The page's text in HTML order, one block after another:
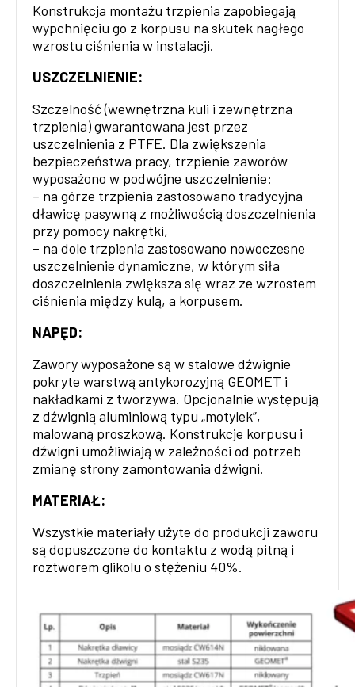
Konstrukcja montażu trzpienia zapobiegają
wypchnięciu go z korpusu na skutek nagłego
wzrostu ciśnienia w instalacji.
USZCZELNIENIE:
Szczelność (wewnętrzna kuli i zewnętrzna
trzpienia) gwarantowana jest przez
uszczelnienia z PTFE. Dla zwiększenia
bezpieczeństwa pracy, trzpienie zaworów
wyposażono w podwójne uszczelnienie:
– na górze trzpienia zastosowano tradycyjna
dławicę pasywną z możliwością doszczelnienia
przy pomocy nakrętki,
– na dole trzpienia zastosowano nowoczesne
uszczelnienie dynamiczne, w którym siła
doszczelnienia zwiększa się wraz ze wzrostem
ciśnienia między kulą, a korpusem.
NAPĘD:
Zawory wyposażone są w stalowe dźwignie
pokryte warstwą antykorozyjną GEOMET i
nakładkami z tworzywa. Opcjonalnie występują
z dźwignią aluminiową typu „motylek”,
malowaną proszkową. Konstrukcje korpusu i
dźwigni umożliwiają w zależności od potrzeb
zmianę strony zamontowania dźwigni.
MATERIAŁ:
Wszystkie materiały użyte do produkcji zaworu
są dopuszczone do kontaktu z wodą pitną i
roztworem glikolu o stężeniu 40%.